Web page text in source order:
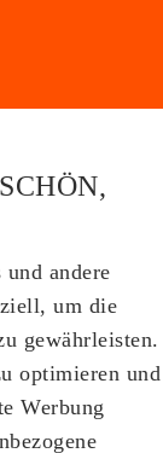
andere
um die
gewährleisten.
optimieren und
Werbung